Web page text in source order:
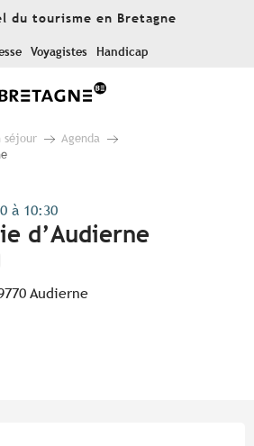
du tourisme en Bretagne
Voyagistes Handicap
séjour
Agenda
à 10:30
d’Audierne
Audierne
favoris